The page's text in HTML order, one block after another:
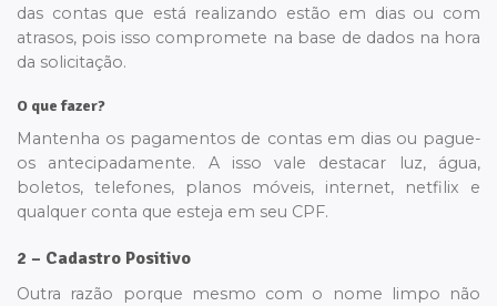
das contas que está realizando estão em dias ou com
atrasos, pois isso compromete na base de dados na hora
da solicitação.
O que fazer?
Mantenha os pagamentos de contas em dias ou pague-
os antecipadamente. A isso vale destacar luz, água,
boletos, telefones, planos móveis, internet, netfilix e
qualquer conta que esteja em seu CPF.
2 – Cadastro Positivo
Outra razão porque mesmo com o nome limpo não